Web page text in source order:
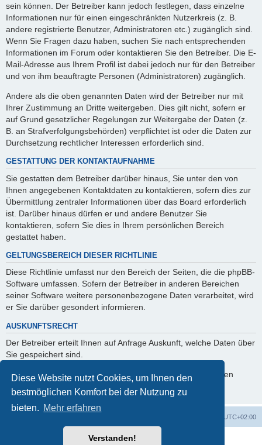
Diese Website nutzt Cookies, um Ihnen den
bestmöglichen Komfort bei der Nutzung zu
bieten. Mehr erfahren
Verstanden!
sein können. Der Betreiber kann jedoch festlegen, dass einzelne
Informationen nur für einen eingeschränkten Nutzerkreis (z. B.
andere registrierte Benutzer, Administratoren etc.) zugänglich sind.
Wenn Sie Fragen dazu haben, suchen Sie nach entsprechenden
Informationen im Forum oder kontaktieren Sie den Betreiber. Die E-
Mail-Adresse aus Ihrem Profil ist dabei jedoch nur für den Betreiber
und von ihm beauftragte Personen (Administratoren) zugänglich.
Andere als die oben genannten Daten wird der Betreiber nur mit
Ihrer Zustimmung an Dritte weitergeben. Dies gilt nicht, sofern er
auf Grund gesetzlicher Regelungen zur Weitergabe der Daten (z.
B. an Strafverfolgungsbehörden) verpflichtet ist oder die Daten zur
Durchsetzung rechtlicher Interessen erforderlich sind.
GESTATTUNG DER KONTAKTAUFNAHME
Sie gestatten dem Betreiber darüber hinaus, Sie unter den von
Ihnen angegebenen Kontaktdaten zu kontaktieren, sofern dies zur
Übermittlung zentraler Informationen über das Board erforderlich
ist. Darüber hinaus dürfen er und andere Benutzer Sie
kontaktieren, sofern Sie dies in Ihrem persönlichen Bereich
gestattet haben.
GELTUNGSBEREICH DIESER RICHTLINIE
Diese Richtlinie umfasst nur den Bereich der Seiten, die die phpBB-
Software umfassen. Sofern der Betreiber in anderen Bereichen
seiner Software weitere personenbezogene Daten verarbeitet, wird
er Sie darüber gesondert informieren.
AUSKUNFTSRECHT
Der Betreiber erteilt Ihnen auf Anfrage Auskunft, welche Daten über
Sie gespeichert sind.
Sie können jederzeit die Löschung bzw. Sperrung Ihrer Daten
verlangen. Kontaktieren Sie hierzu bitte den Betreiber.
UTC+02:00
Powered byphpBB® Forum Software © phpBB Limited